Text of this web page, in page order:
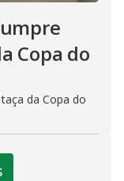
Copa do
da Copa do